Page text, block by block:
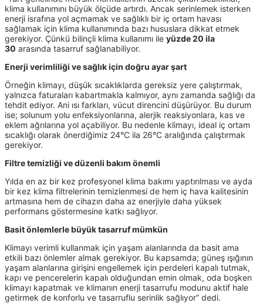
klima kullanımını büyük ölçüde artırdı. Ancak serinlemek isterken
enerji israfına yol açmamak ve sağlıklı bir iç ortam havası
sağlamak için klima kullanımında bazı hususlara dikkat etmek
gerekiyor. Çünkü bilinçli klima kullanımı ile yüzde 20 ila
30 arasında tasarruf sağlanabiliyor.
Enerji verimliliği ve sağlık için doğru ayar şart
Örneğin klimayı, düşük sıcaklıklarda gereksiz yere çalıştırmak,
yalnızca faturaları kabartmakla kalmıyor, aynı zamanda sağlığı da
tehdit ediyor. Ani ısı farkları, vücut direncini düşürüyor. Bu durum
ise; solunum yolu enfeksiyonlarına, alerjik reaksiyonlara, kas ve
eklem ağrılarına yol açabiliyor. Bu nedenle klimayı, ideal iç ortam
sıcaklığı olarak önerdiğimiz 24°C ila 26°C aralığında çalıştırmak
gerekiyor.
Filtre temizliği ve düzenli bakım önemli
Yılda en az bir kez profesyonel klima bakımı yaptırılması ve ayda
bir kez klima filtrelerinin temizlenmesi de hem iç hava kalitesinin
artmasına hem de cihazın daha az enerjiyle daha yüksek
performans göstermesine katkı sağlıyor.
Basit önlemlerle büyük tasarruf mümkün
Klimayı verimli kullanmak için yaşam alanlarında da basit ama
etkili bazı önlemler almak gerekiyor. Bu kapsamda; güneş ışığının
yaşam alanlarına girişini engellemek için perdeleri kapalı tutmak,
kapı ve pencerelerin kapalı olduğundan emin olmak, oda boşken
klimayı kapatmak ve klimanın enerji tasarrufu modunu aktif hale
getirmek de konforlu ve tasarruflu serinlik sağlıyor” dedi.